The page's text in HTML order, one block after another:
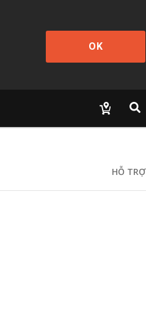
OK
HỖ TRỢ